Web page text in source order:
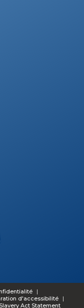
d'accessibilité
Act Statement